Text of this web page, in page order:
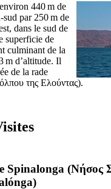
440 m de
par 250 m de
dans le sud de
superficie de
culminant de la
m d’altitude. Il
de la rade
της Ελούντας).
Spinalonga (Νήσος
)